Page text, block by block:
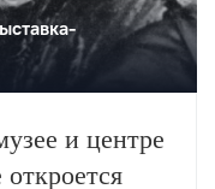
и центре